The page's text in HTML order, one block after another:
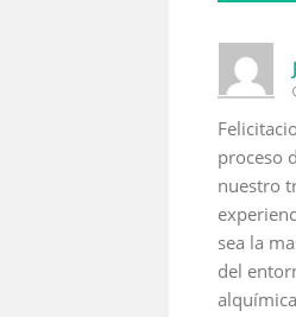
proceso
nuestro
sea la
del